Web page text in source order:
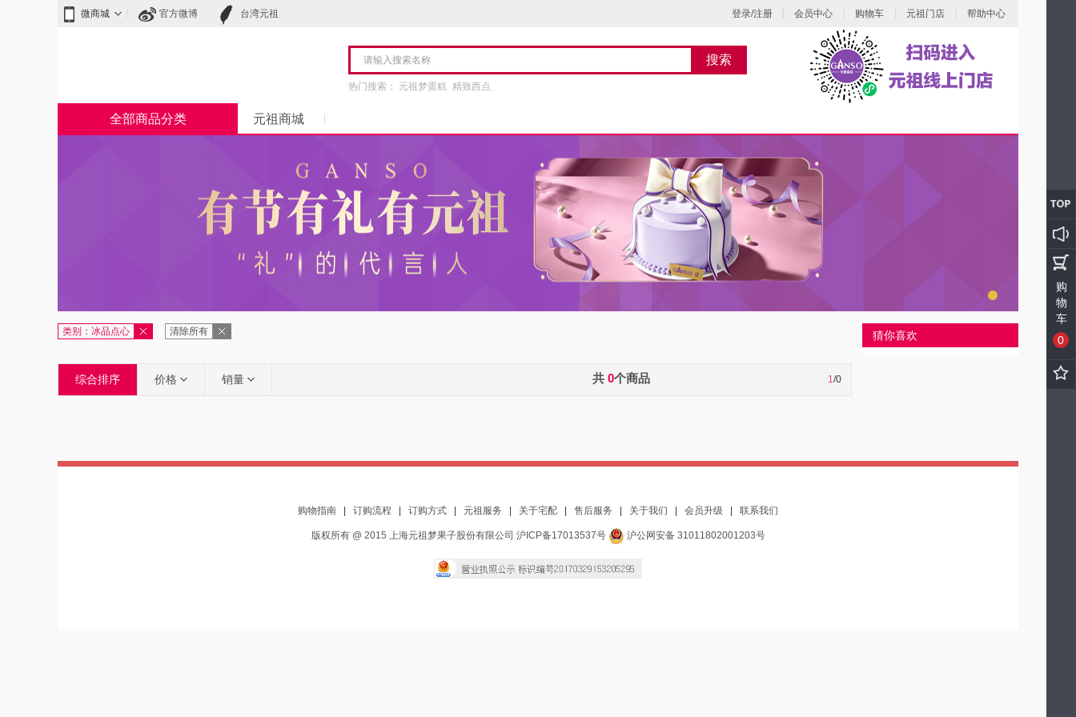
微商城 官方微博 台湾元祖 登录/注册 会员中心 购物车 元祖门店 帮助中心
搜索
热门搜索： 元祖梦蛋糕 精致西点
元祖商城
全部商品分类
类别：冰品点心 清除所有
综合排序 价格 销量 共 0个商品 1/0
猜你喜欢
购物指南 订购流程 订购方式 元祖服务 关于宅配 售后服务 关于我们 会员升级 联系我们
版权所有 @ 2015 上海元祖梦果子股份有限公司 沪ICP备17013537号 沪公网安备 31011802001203号
购
物
车
0